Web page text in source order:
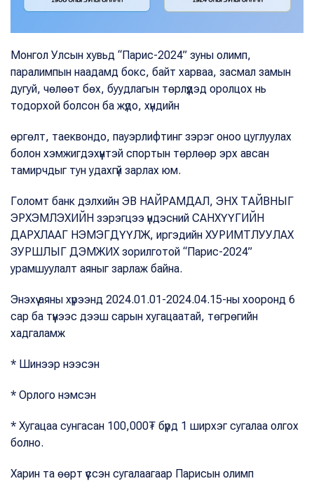
Монгол Улсын хувьд “Парис-2024” зуны олимп,
паралимпын наадамд бокс, байт харваа, засмал замын
дугуй, чөлөөт бөх, буудлагын төрлүүдэд оролцох нь
тодорхой болсон ба жүдо, хүндийн
өргөлт, таеквондо, пауэрлифтинг зэрэг оноо цуглуулах
болон хэмжигдэхүүнтэй спортын төрлөөр эрх авсан
тамирчдыг тун удахгүй зарлах юм.
Голомт банк дэлхийн ЭВ НАЙРАМДАЛ, ЭНХ ТАЙВНЫГ
ЭРХЭМЛЭХИЙН зэрэгцээ үндэсний САНХҮҮГИЙН
ДАРХЛААГ НЭМЭГДҮҮЛЖ, иргэдийн ХУРИМТЛУУЛАХ
ЗУРШЛЫГ ДЭМЖИХ зорилготой “Парис-2024”
урамшуулалт аяныг зарлаж байна.
Энэхүү аяны хүрээнд 2024.01.01-2024.04.15-ны хооронд 6
сар ба түүнээс дээш сарын хугацаатай, төгрөгийн
хадгаламж
* Шинээр нээсэн
* Орлого нэмсэн
* Хугацаа сунгасан 100,000₮ бүрд 1 ширхэг сугалаа олгох
болно.
Харин та өөрт үүссэн сугалаагаар Парисын олимп